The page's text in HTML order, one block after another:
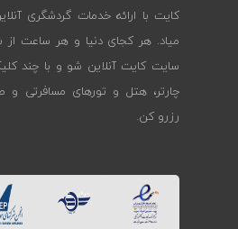
کایت با ارائه خدمات گردشگری
میاد. هر کجای دنیا و هر ساعت از
سایت کایت آنلاین شو و با چند
چارتر، هتل و تورهای مسافرتی
رزرو کن.